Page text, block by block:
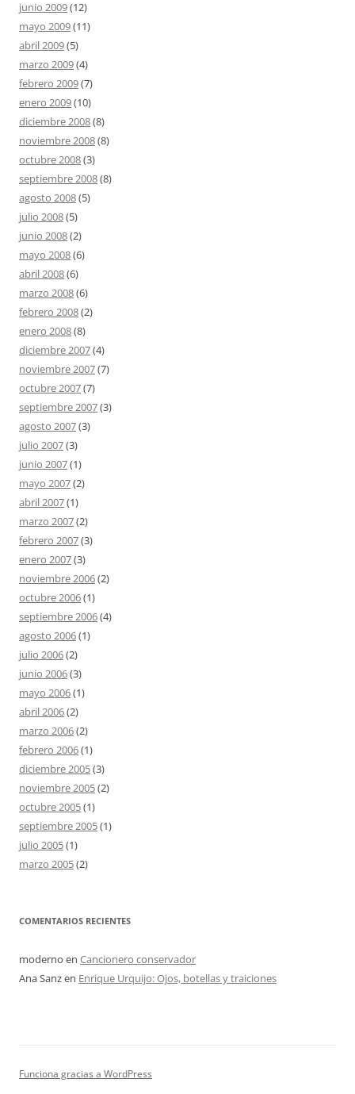
junio 2009(12)
mayo 2009(11)
abril 2009(5)
marzo 2009(4)
febrero 2009(7)
enero 2009(10)
diciembre 2008(8)
noviembre 2008(8)
octubre 2008(3)
septiembre 2008(8)
agosto 2008(5)
julio 2008(5)
junio 2008(2)
mayo 2008(6)
abril 2008(6)
marzo 2008(6)
febrero 2008(2)
enero 2008(8)
diciembre 2007(4)
noviembre 2007(7)
octubre 2007(7)
septiembre 2007(3)
agosto 2007(3)
julio 2007(3)
junio 2007(1)
mayo 2007(2)
abril 2007(1)
marzo 2007(2)
febrero 2007(3)
enero 2007(3)
noviembre 2006(2)
octubre 2006(1)
septiembre 2006(4)
agosto 2006(1)
julio 2006(2)
junio 2006(3)
mayo 2006(1)
abril 2006(2)
marzo 2006(2)
febrero 2006(1)
diciembre 2005(3)
noviembre 2005(2)
octubre 2005(1)
septiembre 2005(1)
julio 2005(1)
marzo 2005(2)
COMENTARIOS RECIENTES
moderno en Cancionero conservador
Ana Sanzen Enrique Urquijo: Ojos, botellas y traiciones
Funciona gracias a WordPress